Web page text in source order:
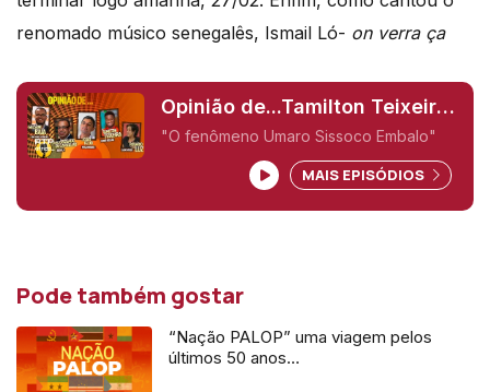
renomado músico senegalês, Ismail Ló- on verra ça
Opinião de...Tamilton Teixeira
(Guiné-Bissau)
"O fenômeno Umaro Sissoco Embalo"
MAIS EPISÓDIOS
Pode também gostar
“Nação PALOP” uma viagem pelos
últimos 50 anos…